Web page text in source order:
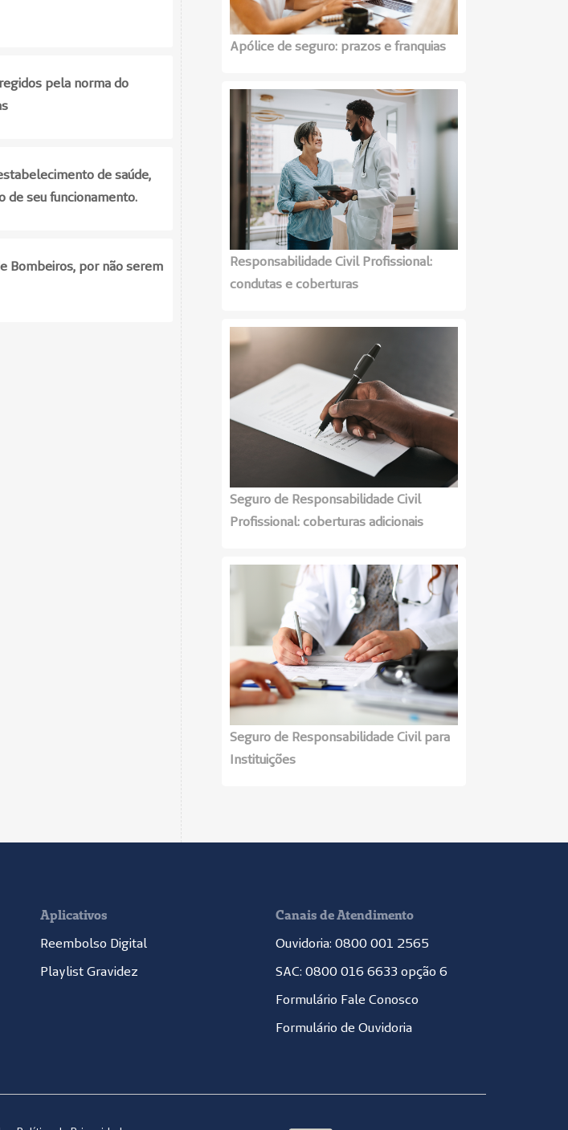
pela norma do
de saúde,
de seu funcionamento.
Bombeiros, por não serem
Apólice de seguro: prazos e franquias
Responsabilidade Civil Profissional:
condutas e coberturas
Seguro de Responsabilidade Civil
Profissional: coberturas adicionais
Seguro de Responsabilidade Civil para
Instituições
Aplicativos
Reembolso Digital
Playlist Gravidez
Canais de Atendimento
Ouvidoria: 0800 001 2565
SAC: 0800 016 6633 opção 6
Formulário Fale Conosco
Formulário de Ouvidoria